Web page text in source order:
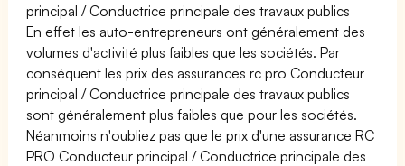
principal / Conductrice principale des travaux publics
En effet les auto-entrepreneurs ont généralement des
volumes d'activité plus faibles que les sociétés. Par
conséquent les prix des assurances rc pro Conducteur
principal / Conductrice principale des travaux publics
sont généralement plus faibles que pour les sociétés.
Néanmoins n'oubliez pas que le prix d'une assurance RC
PRO Conducteur principal / Conductrice principale des